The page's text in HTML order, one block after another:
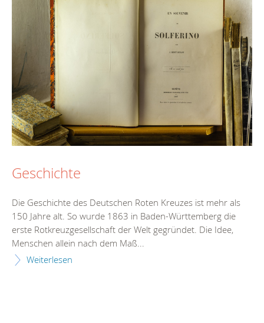
Geschichte
Die Geschichte des Deutschen Roten Kreuzes ist mehr als
150 Jahre alt. So wurde 1863 in Baden-Württemberg die
erste Rotkreuzgesellschaft der Welt gegründet. Die Idee,
Menschen allein nach dem Maß...
Weiterlesen